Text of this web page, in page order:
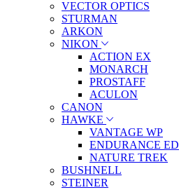
VECTOR OPTICS
STURMAN
ARKON
NIKON
ACTION EX
MONARCH
PROSTAFF
ACULON
CANON
HAWKE
VANTAGE WP
ENDURANCE ED
NATURE TREK
BUSHNELL
STEINER